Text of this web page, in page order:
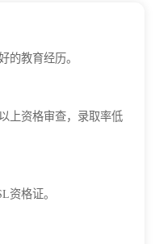
的教育经历。
上资格审查，录取率低
资格证。